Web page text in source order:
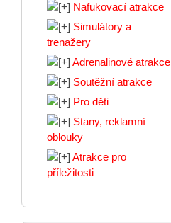
Nafukovací atrakce
Simulátory a
trenažery
Adrenalinové atrakce
Soutěžní atrakce
Pro děti
Stany, reklamní
oblouky
Atrakce pro
příležitosti